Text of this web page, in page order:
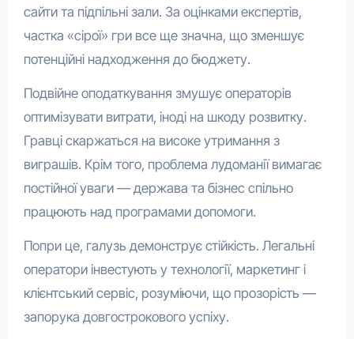
сайти та підпільні зали. За оцінками експертів,
частка «сірої» гри все ще значна, що зменшує
потенційні надходження до бюджету.
Подвійне оподаткування змушує операторів
оптимізувати витрати, іноді на шкоду розвитку.
Гравці скаржаться на високе утримання з
виграшів. Крім того, проблема лудоманії вимагає
постійної уваги — держава та бізнес спільно
працюють над програмами допомоги.
Попри це, галузь демонструє стійкість. Легальні
оператори інвестують у технології, маркетинг і
клієнтський сервіс, розуміючи, що прозорість —
запорука довгострокового успіху.